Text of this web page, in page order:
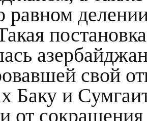
равном
свой
Баку и
от